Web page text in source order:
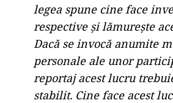
legea spune cine face
respective și lămurește
Dacă se invocă anumite
personale ale unor
reportaj acest lucru
stabilit. Cine face acest